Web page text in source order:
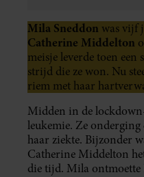
Mila Sneddon was vijf
Catherine Middelton
meisje leverde toen
strijd die ze won. Nu
riem met haar
Midden in de
leukemie. Ze onderging
haar ziekte. Bijzonder
Catherine Middelton
die tijd. Mila